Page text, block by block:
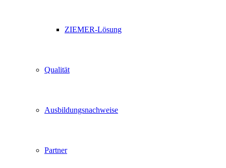
ZIEMER-Lösung
Qualität
Ausbildungsnachweise
Partner